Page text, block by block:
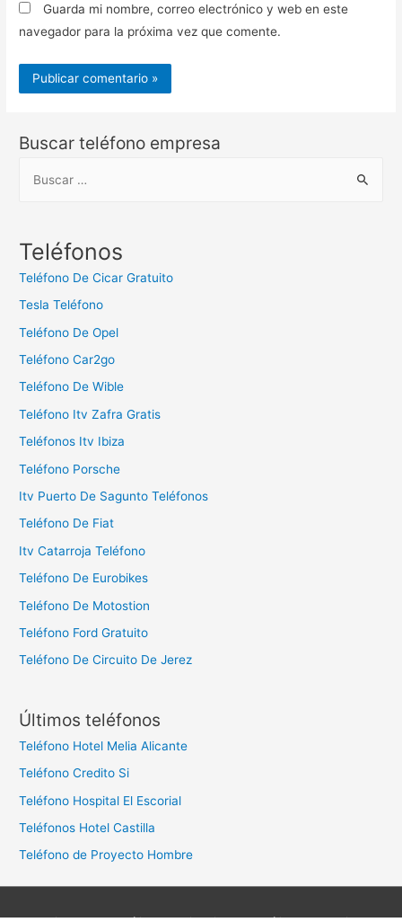
Guarda mi nombre, correo electrónico y web en este
navegador para la próxima vez que comente.
Buscar teléfono empresa
c
:
Teléfonos
Teléfono De Cicar Gratuito
Tesla Teléfono
Teléfono De Opel
Teléfono Car2go
Teléfono De Wible
Teléfono Itv Zafra Gratis
Teléfonos Itv Ibiza
Teléfono Porsche
Itv Puerto De Sagunto Teléfonos
Teléfono De Fiat
Itv Catarroja Teléfono
Teléfono De Eurobikes
Teléfono De Motostion
Teléfono Ford Gratuito
Teléfono De Circuito De Jerez
Últimos teléfonos
Teléfono Hotel Melia Alicante
Teléfono Credito Si
Teléfono Hospital El Escorial
Teléfonos Hotel Castilla
Teléfono de Proyecto Hombre